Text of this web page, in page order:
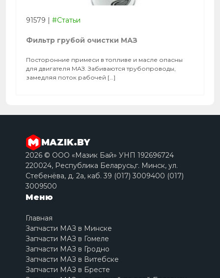
91579 | #Статьи
Фильтр грубой очистки МАЗ
Посторонние примеси в топливе и масле опасны
для двигателя МАЗ. Забиваются трубопроводы,
замедляя поток рабочей […]
MAZIK.BY
2026 © ООО «Мазик Бай» УНП 192696724
220024, Республика Беларусь,г. Минск, ул.
Стебенёва, д. 2a, каб. 39 (017) 3009400 (017)
3009500
Меню
Главная
Запчасти МАЗ в Минске
Запчасти МАЗ в Гомеле
Запчасти МАЗ в Гродно
Запчасти МАЗ в Витебске
Запчасти МАЗ в Бресте